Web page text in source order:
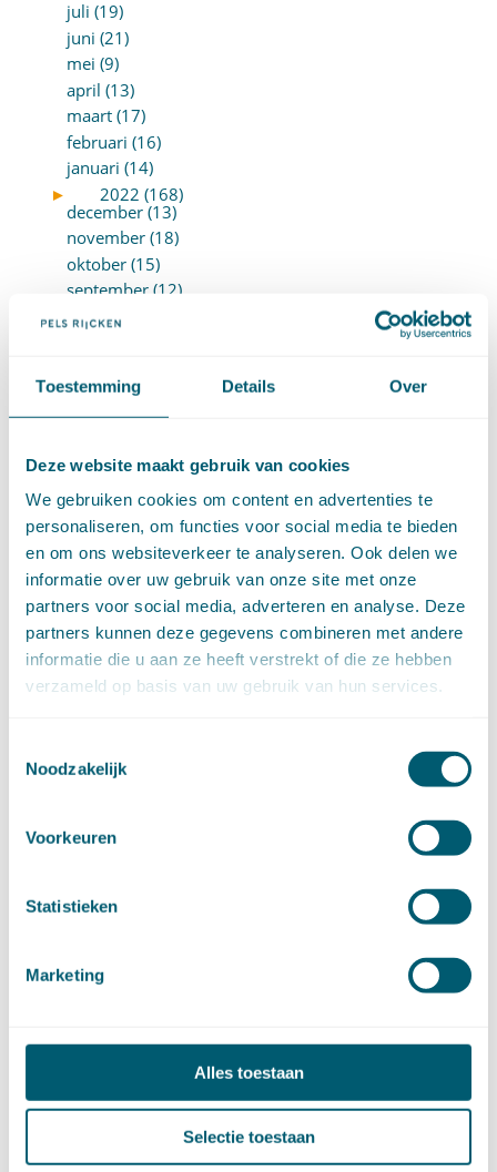
Toestemming Details Over
Deze website maakt gebruik van cookies
We gebruiken cookies om content en advertenties te
personaliseren, om functies voor social media te bieden
en om ons websiteverkeer te analyseren. Ook delen we
informatie over uw gebruik van onze site met onze
partners voor social media, adverteren en analyse. Deze
partners kunnen deze gegevens combineren met andere
informatie die u aan ze heeft verstrekt of die ze hebben
verzameld op basis van uw gebruik van hun services.
Noodzakelijk
Voorkeuren
Statistieken
Marketing
Alles toestaan
Selectie toestaan
juli (19)
juni (21)
mei (9)
april (13)
maart (17)
februari (16)
januari (14)
►
2022 (168)
december (13)
november (18)
oktober (15)
september (12)
augustus (4)
mei (11)
april (13)
februari (19)
januari (15)
►
2021 (123)
december (15)
november (9)
augustus (7)
juli (4)
juni (14)
maart (14)
januari (15)
november (14)
augustus (2)
maart (15)
januari (17)